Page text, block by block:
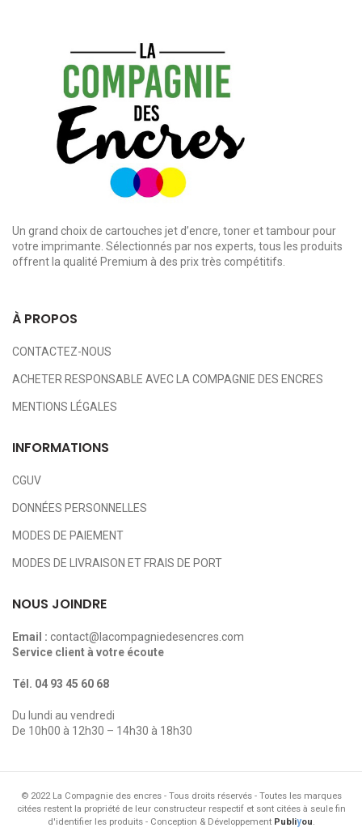
Un grand choix de cartouches jet d’encre, toner et tambour pour
votre imprimante. Sélectionnés par nos experts, tous les produits
offrent la qualité Premium à des prix très compétitifs.
À PROPOS
CONTACTEZ-NOUS
ACHETER RESPONSABLE AVEC LA COMPAGNIE DES ENCRES
MENTIONS LÉGALES
INFORMATIONS
CGUV
DONNÉES PERSONNELLES
MODES DE PAIEMENT
MODES DE LIVRAISON ET FRAIS DE PORT
NOUS JOINDRE
Email : contact@lacompagniedesencres.com
Service client à votre écoute
Tél. 04 93 45 60 68
Du lundi au vendredi
De 10h00 à 12h30 – 14h30 à 18h30
© 2022 La Compagnie des encres - Tous droits réservés - Toutes les marques
citées restent la propriété de leur constructeur respectif et sont citées à seule fin
d'identifier les produits - Conception & Développement Publiyou.